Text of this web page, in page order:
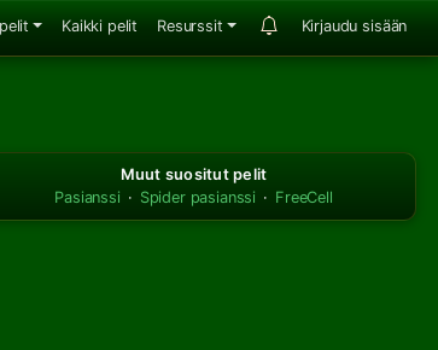
Kaikki pelit Resurssit Kirjaudu sisään
Muut suositut pelit
Pasianssi · Spider pasianssi · FreeCell